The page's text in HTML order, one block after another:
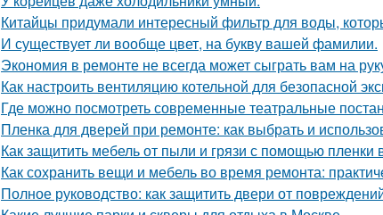
Китайцы придумали интересный фильтр для воды,
И существует ли вообще цвет, на букву вашей фамилии.
Экономия в ремонте не всегда может сыграть вам на
Как настроить вентиляцию котельной для безопасной
Где можно посмотреть современные театральные
Пленка для дверей при ремонте: как выбрать и
Как защитить мебель от пыли и грязи с помощью пленки
Как сохранить вещи и мебель во время ремонта:
Полное руководство: как защитить двери от